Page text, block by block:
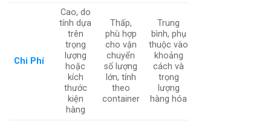
Chi Phí
Cao, do
tính dựa
trên
trọng
lượng
hoặc
kích
thước
kiện
hàng
Thấp,
phù hợp
cho vận
chuyển
số lượng
lớn, tính
theo
container
Trung
bình, phụ
thuộc vào
khoảng
cách và
trọng
lượng
hàng hóa